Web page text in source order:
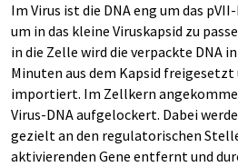
Im Virus ist die DNA eng um das
um in das kleine Viruskapsid zu
in die Zelle wird die verpackte DNA
Minuten aus dem Kapsid
importiert. Im Zellkern
Virus-DNA aufgelockert. Dabei
gezielt an den regulatorischen
aktivierenden Gene entfernt und